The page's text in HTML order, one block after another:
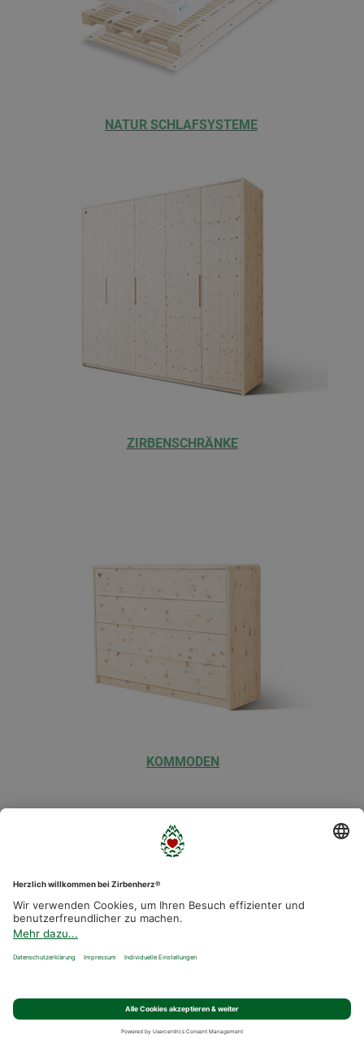
NATUR SCHLAFSYSTEME
ZIRBENSCHRÄNKE
KOMMODEN